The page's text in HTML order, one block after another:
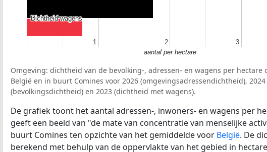
11 2
2 3
3
Dichtheid wagens
Dichtheid wagens
aantal per hectare
Omgeving: dichtheid van de bevolking-, adressen- en wagens per hectare
België en in buurt Comines voor 2026 (omgevingsadressendichtheid), 2024
(bevolkingsdichtheid) en 2023 (dichtheid met wagens).
De grafiek toont het aantal adressen-, inwoners- en wagens per
geeft een beeld van "de mate van concentratie van menselijke
buurt Comines ten opzichte van het gemiddelde voor België. De
berekend met behulp van de oppervlakte van het gebied in